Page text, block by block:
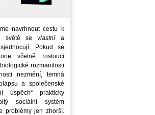
navrhnout cestu k
světě sevlastnía
Pokud se
včetně rostoucí
rozmanitosti
nezmění, temná
a společenské
úspěch“ prakticky
sociální systém
problémy jen zhorší.